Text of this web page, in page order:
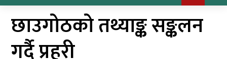
विश्व
खबर
अर्थ
छाउगोठको तथ्याङ्क सङ्कलन
गर्दै प्रहरी